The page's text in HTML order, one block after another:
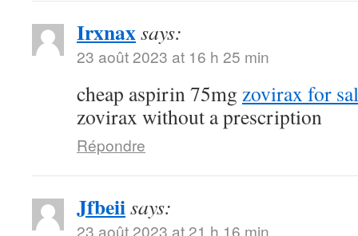
Irxnaxsays:
23 août 2023 at 16 h 25 min
cheap aspirin 75mg zovirax for
zovirax without a prescription
Répondre
Jfbeiisays:
23 août 2023 at 21 h 16 min